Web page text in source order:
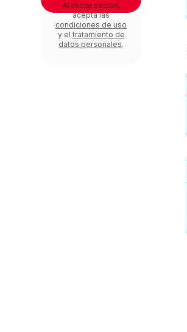
Al iniciar sesión,
acepta las
condiciones de uso
y el tratamiento de
datos personales.